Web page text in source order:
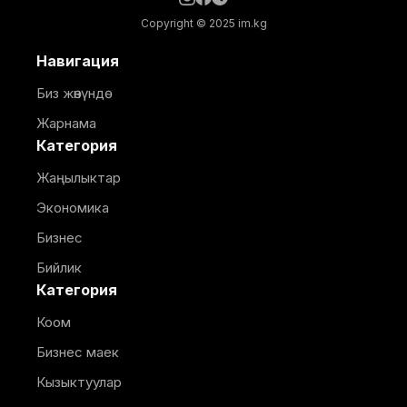
Copyright © 2025 im.kg
Навигация
Биз жөнүндө
Жарнама
Категория
Жаңылыктар
Экономика
Бизнес
Бийлик
Категория
Коом
Бизнес маек
Кызыктуулар